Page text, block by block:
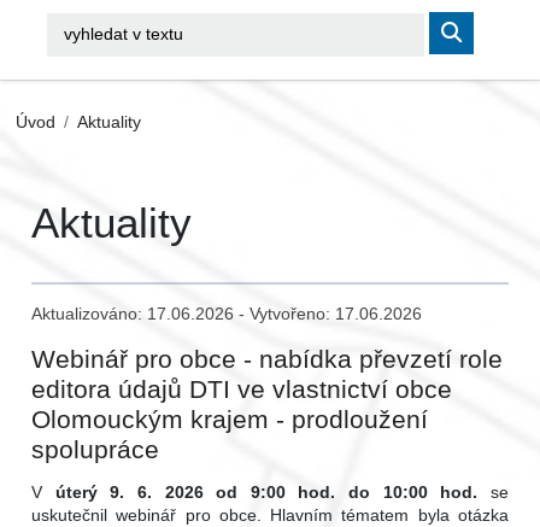
Úvod Aktuality
Aktuality
Aktualizováno: 17.06.2026 - Vytvořeno: 17.06.2026
Webinář pro obce - nabídka převzetí role
editora údajů DTI ve vlastnictví obce
Olomouckým krajem - prodloužení
spolupráce
V úterý 9. 6. 2026 od 9:00 hod. do 10:00 hod. se
uskutečnil webinář pro obce. Hlavním tématem byla otázka